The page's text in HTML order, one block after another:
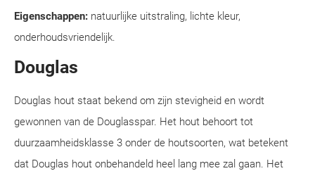
Eigenschappen: natuurlijke uitstraling, lichte kleur,
onderhoudsvriendelijk.
Douglas
Douglas hout staat bekend om zijn stevigheid en wordt
gewonnen van de Douglasspar. Het hout behoort tot
duurzaamheidsklasse 3 onder de houtsoorten, wat betekent
dat Douglas hout onbehandeld heel lang mee zal gaan. Het